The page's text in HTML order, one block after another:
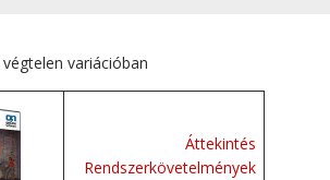
variációban
Áttekintés
Rendszerkövetelmények